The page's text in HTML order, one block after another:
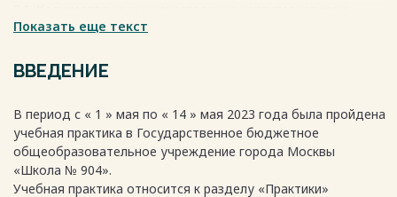
особенности контингента
9
2.2 Сценарий мероприятия, проводимого педагогом-
2.3. Основные методики обучения и воспитания,
применяемых в учреждении…...13
3. Деятельность педагога-психолога в школьной
организации……………………..15
Показать еще текст
ВВЕДЕНИЕ
В период с « 1 » мая по « 14 » мая 2023 года была пройдена
учебная практика в Государственное бюджетное
общеобразовательное учреждение города Москвы
«Школа № 904».
Учебная практика относится к разделу «Практики»